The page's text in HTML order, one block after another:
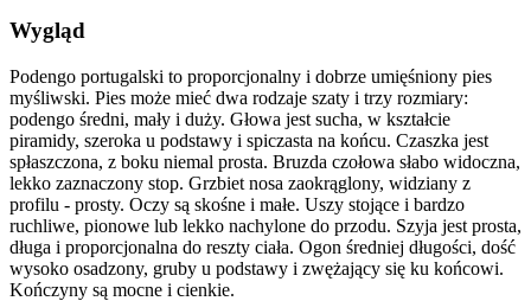
Wygląd
Podengo portugalski to proporcjonalny i dobrze umięśniony pies
myśliwski. Pies może mieć dwa rodzaje szaty i trzy rozmiary:
podengo średni, mały i duży. Głowa jest sucha, w kształcie
piramidy, szeroka u podstawy i spiczasta na końcu. Czaszka jest
spłaszczona, z boku niemal prosta. Bruzda czołowa słabo widoczna,
lekko zaznaczony stop. Grzbiet nosa zaokrąglony, widziany z
profilu - prosty. Oczy są skośne i małe. Uszy stojące i bardzo
ruchliwe, pionowe lub lekko nachylone do przodu. Szyja jest prosta,
długa i proporcjonalna do reszty ciała. Ogon średniej długości, dość
wysoko osadzony, gruby u podstawy i zwężający się ku końcowi.
Kończyny są mocne i cienkie.